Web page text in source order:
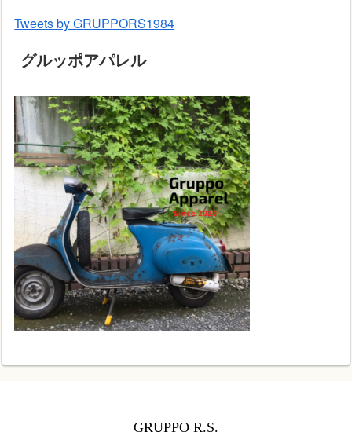
Tweets by GRUPPORS1984
グルッポアパレル
GRUPPO R.S.